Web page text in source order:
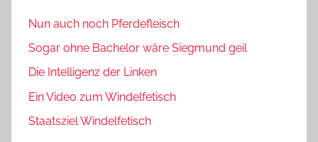
Nun auch noch Pferdefleisch
Sogar ohne Bachelor wäre Siegmund geil
Die Intelligenz der Linken
Ein Video zum Windelfetisch
Staatsziel Windelfetisch